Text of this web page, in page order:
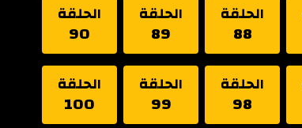
الحلقة
88
الحلقة
89
الحلقة
90
الحلقة
98
الحلقة
99
الحلقة
100